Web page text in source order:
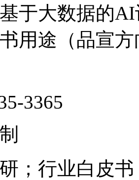
于大数据的
用途（品宣
3365
；行业白皮